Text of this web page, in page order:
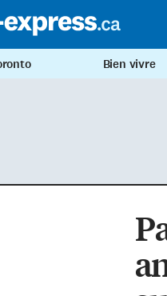
Bien vivre